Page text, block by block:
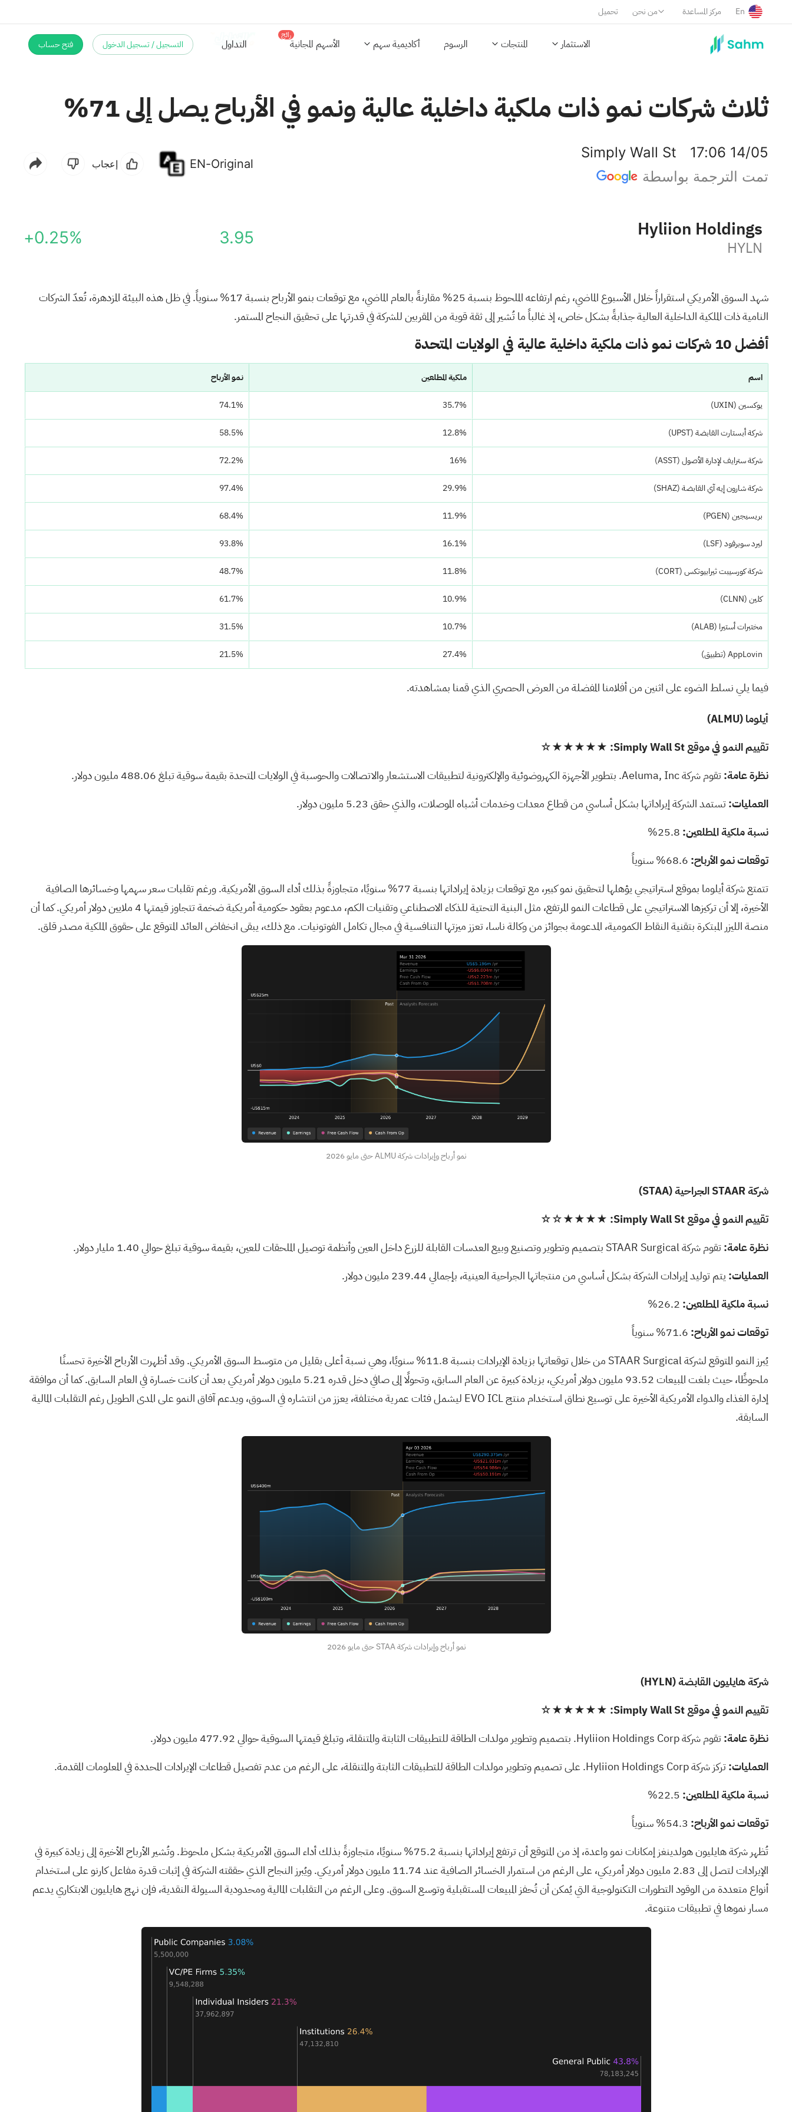
تحميل من نحن مركز المساعدة En
الاستثمار المنتجات الرسوم أكاديمية سهم الأسهم المجانية
رائج
التسجيل / تسجيل الدخول فتح حساب
ثلاث شركات نمو ذات ملكية داخلية عالية ونمو في الأرباح يصل إلى 71%
Simply Wall St
17:06 14/05
تمت الترجمة بواسطة
EN-Original إعجاب
Hyliion Holdings
HYLN
3.95
+0.25%
شهد السوق الأمريكي استقراراً خلال الأسبوع الماضي، رغم ارتفاعه الملحوظ بنسبة 25% مقارنةً بالعام الماضي، مع توقعات بنمو الأرباح بنسبة 17% سنوياً. في ظل هذه البيئة المزدهرة، تُعدّ الشركات
النامية ذات الملكية الداخلية العالية جذابةً بشكل خاص، إذ غالباً ما تُشير إلى ثقة قوية من المقربين للشركة في قدرتها على تحقيق النجاح المستمر.
أفضل 10 شركات نمو ذات ملكية داخلية عالية في الولايات المتحدة
اسم ملكية المطلعين نمو الأرباح
يوكسين(UXIN)
35.7%
74.1%
شركة أبستارت القابضة(UPST)
12.8%
58.5%
شركة سترايف لإدارة الأصول(ASST)
16%
72.2%
شركة شارون إيه آي القابضة(SHAZ)
29.9%
97.4%
بريسيجين(PGEN)
11.9%
68.4%
ليرد سوبرفود(LSF)
16.1%
93.8%
شركة كورسيبت ثيرابيوتكس(CORT)
11.8%
48.7%
كلين(CLNN)
10.9%
61.7%
مختبرات أستيرا (ALAB)
10.7%
31.5%
AppLovin (تطبيق) 27.4%
21.5%
فيما يلي نسلط الضوء على اثنين من أفلامنا المفضلة من العرض الحصري الذي قمنا بمشاهدته.
أيلوما(ALMU)
تقييم النمو في موقع Simply Wall St:
★★★★★☆
نظرة عامة:تقوم شركة Aeluma, Inc. بتطوير الأجهزة الكهروضوئية والإلكترونية لتطبيقات الاستشعار والاتصالات والحوسبة في الولايات المتحدة بقيمة سوقية تبلغ 488.06 مليون دولار.
العمليات:تستمد الشركة إيراداتها بشكل أساسي من قطاع معدات وخدمات أشباه الموصلات، والذي حقق 5.23 مليون دولار.
نسبة ملكية المطلعين:
توقعات نمو الأرباح:
تتمتع شركة أيلوما بموقع استراتيجي يؤهلها لتحقيق نمو كبير، مع توقعات بزيادة إيراداتها بنسبة 77% سنويًا، متجاوزةً بذلك أداء السوق الأمريكية. ورغم تقلبات سعر سهمها وخسائرها الصافية
الأخيرة، إلا أن تركيزها الاستراتيجي على قطاعات النمو المرتفع، مثل البنية التحتية للذكاء الاصطناعي وتقنيات الكم، مدعوم بعقود حكومية أمريكية ضخمة تتجاوز قيمتها 4 ملايين دولار أمريكي. كما أن
منصة الليزر المبتكرة بتقنية النقاط الكمومية، المدعومة بجوائز من وكالة ناسا، تعزز ميزتها التنافسية في مجال تكامل الفوتونيات. مع ذلك، يبقى انخفاض العائد المتوقع على حقوق الملكية مصدر قلق.
نمو أرباح وإيرادات شركة ALMU حتى مايو 2026
شركة STAAR الجراحية
(STAA)
تقييم النمو في موقع Simply Wall St:
★★★★☆☆
نظرة عامة:تقوم شركة STAAR Surgical بتصميم وتطوير وتصنيع وبيع العدسات القابلة للزرع داخل العين وأنظمة توصيل الملحقات للعين، بقيمة سوقية تبلغ حوالي 1.40 مليار دولار.
العمليات: يتم توليد إيرادات الشركة بشكل أساسي من منتجاتها الجراحية العينية، بإجمالي 239.44 مليون دولار.
نسبة ملكية المطلعين:
توقعات نمو الأرباح:
يُبرز النمو المتوقع لشركة STAAR Surgical من خلال توقعاتها بزيادة الإيرادات بنسبة 11.8% سنويًا، وهي نسبة أعلى بقليل من متوسط السوق الأمريكي. وقد أظهرت الأرباح الأخيرة تحسنًا
ملحوظًا، حيث بلغت المبيعات 93.52 مليون دولار أمريكي، بزيادة كبيرة عن العام السابق، وتحولًا إلى صافي دخل قدره 5.21 مليون دولار أمريكي بعد أن كانت خسارة في العام السابق. كما أن موافقة
إدارة الغذاء والدواء الأمريكية الأخيرة على توسيع نطاق استخدام منتج EVO ICL ليشمل فئات عمرية مختلفة، يعزز من انتشاره في السوق، ويدعم آفاق النمو على المدى الطويل رغم التقلبات المالية
السابقة.
نمو أرباح وإيرادات شركة STAA حتى مايو 2026
شركة هايليون القابضة(HYLN)
تقييم النمو في موقع Simply Wall St:
★★★★★☆
نظرة عامة:تقوم شركة Hyliion Holdings Corp. بتصميم وتطوير مولدات الطاقة للتطبيقات الثابتة والمتنقلة، وتبلغ قيمتها السوقية حوالي 477.92 مليون دولار.
العمليات:تركز شركة Hyliion Holdings Corp. على تصميم وتطوير مولدات الطاقة للتطبيقات الثابتة والمتنقلة، على الرغم من عدم تفصيل قطاعات الإيرادات المحددة في المعلومات المقدمة.
نسبة ملكية المطلعين:
توقعات نمو الأرباح:
تُظهر شركة هايليون هولدينغز إمكانات نمو واعدة، إذ من المتوقع أن ترتفع إيراداتها بنسبة 75.2% سنويًا، متجاوزةً بذلك أداء السوق الأمريكية بشكل ملحوظ. وتُشير الأرباح الأخيرة إلى زيادة كبيرة في
الإيرادات لتصل إلى 2.83 مليون دولار أمريكي، على الرغم من استمرار الخسائر الصافية عند 11.74 مليون دولار أمريكي. ويُبرز النجاح الذي حققته الشركة في إثبات قدرة مفاعل كارنو على استخدام
أنواع متعددة من الوقود التطورات التكنولوجية التي يُمكن أن تُحفز المبيعات المستقبلية وتوسع السوق. وعلى الرغم من التقلبات المالية ومحدودية السيولة النقدية، فإن نهج هايليون الابتكاري يدعم
مسار نموها في تطبيقات متنوعة.